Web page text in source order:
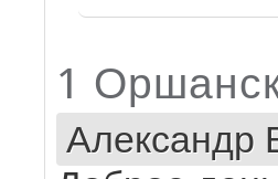
1
Александр